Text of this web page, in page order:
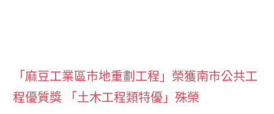
「麻豆工業區市地重劃工程」榮獲南市公共工
程優質獎 「土木工程類特優」殊榮